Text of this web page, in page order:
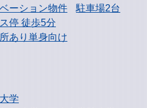
ーション物件
駐車場2台
停 徒歩5分
あり単身向け
学